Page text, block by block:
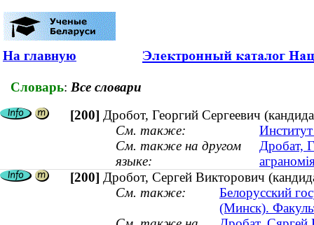
На главную
Словарь: Все словари
[200] Дробот, Георгий Сергеевич
См. также:
См. также на другом
языке:
Дробат,
[200] Дробот, Сергей Викторович
См. также:
Белорусский
(Минск).